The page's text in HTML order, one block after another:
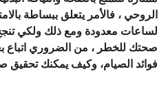
الروحي ، فالأمر يتعلق ببساطة
لساعات معدودة ومع ذلك ولكي
صحتك للخطر ، من الضروري
فوائد الصيام، وكيف يمكنك